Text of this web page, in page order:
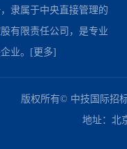
隶属于中央直接管理的
有限责任公司，是专业
业。
[更多]
版权所有© 中技国际招
地址：北